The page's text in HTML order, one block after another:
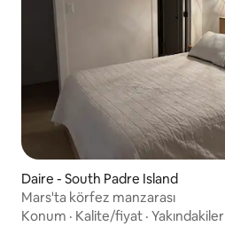
Daire - South Padre Island
Mars'ta körfez manzarası
Konum · Kalite/fiyat · Yakındakiler